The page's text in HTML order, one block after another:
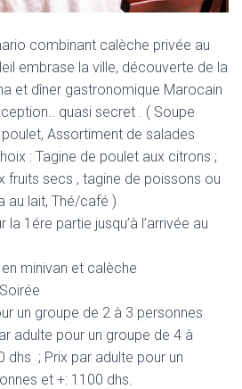
combinant calèche privée au
embrase la ville, découverte de la
et dîner gastronomique Marocain
quasi secret . ( Soupe
poulet, Assortiment de salades
: Tagine de poulet aux citrons ;
fruits secs , tagine de poissons ou
au lait, Thé/café )
1ére partie jusqu’à l’arrivée au
minivan et calèche
un groupe de 2 à 3 personnes
adulte pour un groupe de 4 à
dhs ; Prix par adulte pour un
et +: 1100 dhs.